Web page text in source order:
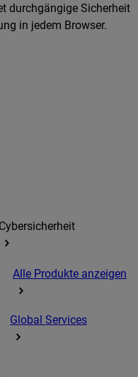
durchgängige Sicherheit
in jedem Browser.
Cybersicherheit
Alle Produkte anzeigen
Global Services